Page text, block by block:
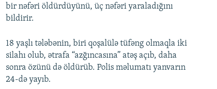
bir nəfəri öldürdüyünü, üç nəfəri yaraladığını
bildirir.
18 yaşlı tələbənin, biri qoşalülə tüfəng olmaqla iki
silahı olub, ətrafa “azğıncasına” atəş açıb, daha
sonra özünü də öldürüb. Polis məlumatı yanvarın
24-də yayıb.